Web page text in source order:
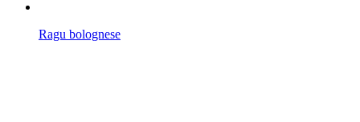
Ragu bolognese